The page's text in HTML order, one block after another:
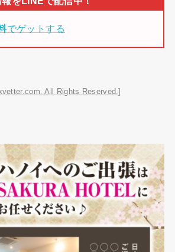
でゲットする
All Rights Reserved.]